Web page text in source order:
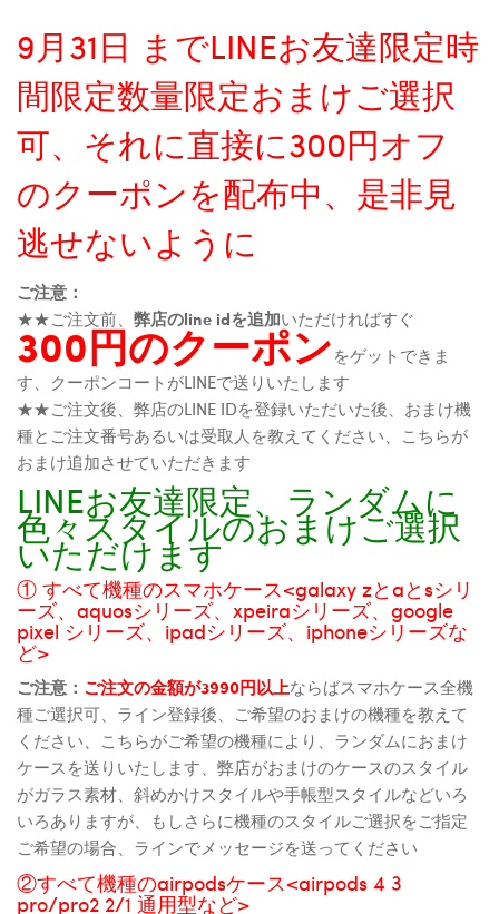
9月31日 までLINEお友達限定時
間限定数量限定おまけご選択
可、それに直接に300円オフ
のクーポンを配布中、是非見
逃せないように
ご注意：
★★ご注文前、 弊店のline idを追加いただければすぐ
300円のクーポンをゲットできま
す、クーポンコートがLINEで送りいたします
★★ご注文後、弊店のLINE IDを登録いただいた後、おまけ機
種とご注文番号あるいは受取人を教えてください、こちらが
おまけ追加させていただきます
LINEお友達限定、ランダムに
色々スタイルのおまけご選択
いただけます
① すべて機種のスマホケース<galaxy zとaとsシリ
ーズ、aquosシリーズ、xpeiraシリーズ、google
pixel シリーズ、ipadシリーズ、iphoneシリーズな
ど>
ご注意： ご注文の金額が3990円以上ならばスマホケース全機
種ご選択可、ライン登録後、ご希望のおまけの機種を教えて
ください、こちらがご希望の機種により、ランダムにおまけ
ケースを送りいたします、弊店がおまけのケースのスタイル
がガラス素材、斜めかけスタイルや手帳型スタイルなどいろ
いろありますが、もしさらに機種のスタイルご選択をご指定
ご希望の場合、ラインでメッセージを送ってください
②すべて機種のairpodsケース<airpods 4 3
pro/pro2 2/1 通用型など>